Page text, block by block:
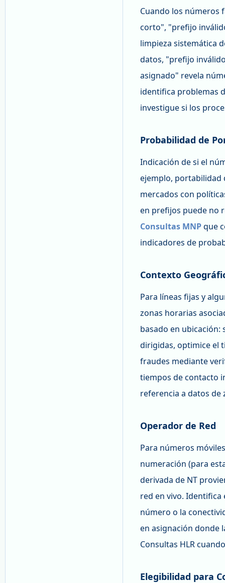
Cuando los números
corto", "prefijo
limpieza sistemática
datos, "prefijo
asignado" revela
identifica problemas
investigue si los
Probabilidad de
Indicación de si el
ejemplo, portabilidad
mercados con
en prefijos puede no
Consultas MNPque
indicadores de
Contexto
Para líneas fijas y
zonas horarias
basado en
dirigidas, optimice el
fraudes mediante
tiempos de contacto
referencia a datos
Operador de Red
Para números
numeración (para
derivada de NT
red en vivo.
número o la
en asignación donde
Consultas HLR
Elegibilidad para